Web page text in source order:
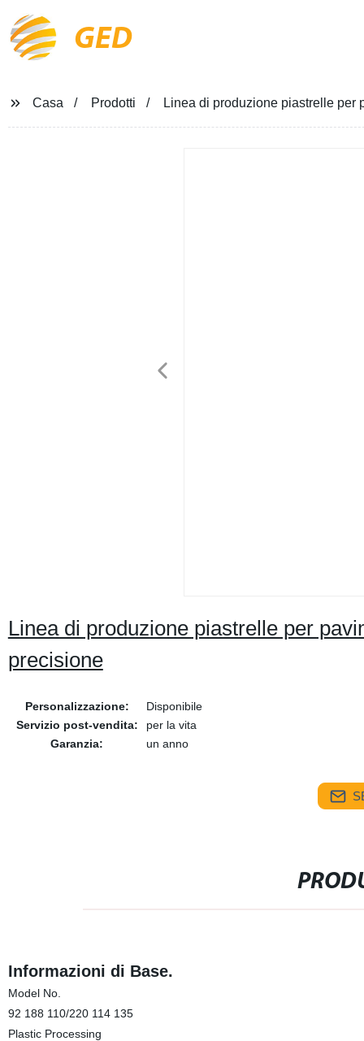
GED
Casa Prodotti Linea di produzione piastrelle
Linea di produzione piastrelle per
precisione
Personalizzazione:
Disponibile
Servizio post-vendita:
per la vita
Garanzia:
un anno
Informazioni di Base.
Model No.
92 188 110/220 114 135
Plastic Processing